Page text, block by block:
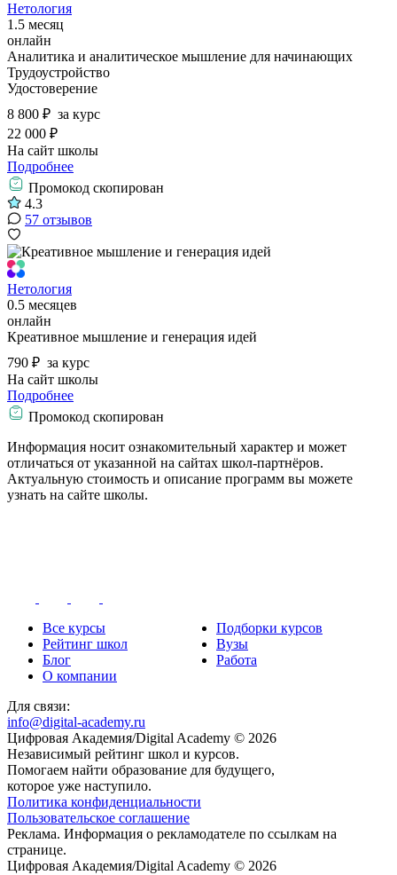
Нетология
1.5 месяц
онлайн
Аналитика и аналитическое мышление для начинающих
Трудоустройство
Удостоверение
8 800 ₽ за курс
22 000 ₽
На сайт школы
Подробнее
Промокод скопирован
4.3
57 отзывов
Нетология
0.5 месяцев
онлайн
Креативное мышление и генерация идей
790 ₽ за курс
На сайт школы
Подробнее
Промокод скопирован
Информация носит ознакомительный характер и может
отличаться от указанной на сайтах школ-партнёров.
Актуальную стоимость и описание программ вы можете
узнать на сайте школы.
Все курсы
Подборки курсов
Рейтинг школ
Вузы
Блог
Работа
О компании
Для связи:
info@digital-academy.ru
Цифровая Академия/Digital Academy © 2026
Независимый рейтинг школ и курсов.
Помогаем найти образование для будущего,
которое уже наступило.
Политика конфиденциальности
Пользовательское соглашение
Реклама. Информация о рекламодателе по ссылкам на
странице.
Цифровая Академия/Digital Academy © 2026